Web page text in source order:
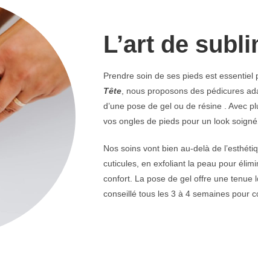
L’art de
Prendre soin de ses pieds est
Tête , nous proposons des pédicures
d’une pose de gel ou de résine . Avec
vos ongles de pieds pour un look soigné.
Nos soins vont bien au-delà de
cuticules, en exfoliant la peau pour
confort. La pose de gel offre une tenue
conseillé tous les 3 à 4 semaines pour